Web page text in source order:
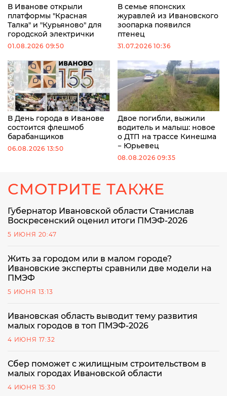
В Иванове открыли
платформы "Красная
Талка" и "Курьяново" для
городской электрички
01.08.2026 09:50
В семье японских
журавлей из Ивановского
зоопарка появился
птенец
31.07.2026 10:36
В День города в Иванове
состоится флешмоб
барабанщиков
06.08.2026 13:50
Двое погибли, выжили
водитель и малыш: новое
о ДТП на трассе Кинешма
− Юрьевец
08.08.2026 09:35
СМОТРИТЕ ТАКЖЕ
Губернатор Ивановской области Станислав
Воскресенский оценил итоги ПМЭФ-2026
5 ИЮНЯ 20:47
Жить за городом или в малом городе?
Ивановские эксперты сравнили две модели на
ПМЭФ
5 ИЮНЯ 13:13
Ивановская область выводит тему развития
малых городов в топ ПМЭФ-2026
4 ИЮНЯ 17:32
Сбер поможет с жилищным строительством в
малых городах Ивановской области
4 ИЮНЯ 15:30